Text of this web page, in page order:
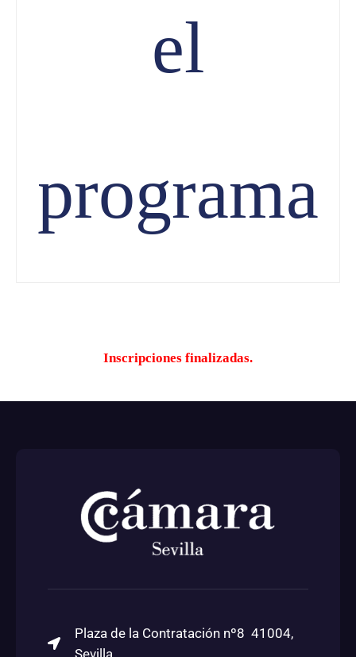
el
programa
Inscripciones finalizadas.
Plaza de la Contratación nº8 41004,